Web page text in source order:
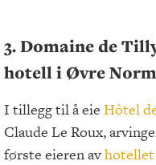
3. Domaine de
hotell i Øvre
I tillegg til å eie Hôtel
Claude Le Roux,
første eieren av